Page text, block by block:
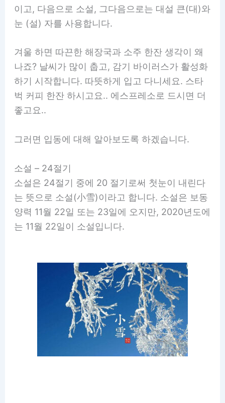
이고, 다음으로 소설, 그다음으로는 대설 큰(대)와
눈 (설) 자를 사용합니다.
겨울 하면 따끈한 해장국과 소주 한잔 생각이 왜
나죠? 날씨가 많이 춥고, 감기 바이러스가 활성화
하기 시작합니다. 따뜻하게 입고 다니세요. 스타
벅 커피 한잔 하시고요.. 에스프레소로 드시면 더
좋고요..
그러면 입동에 대해 알아보도록 하겠습니다.
소설 – 24절기
소설은 24절기 중에 20 절기로써 첫눈이 내린다
는 뜻으로 소설(小雪)이라고 합니다. 소설은 보동
양력 11월 22일 또는 23일에 오지만, 2020년도에
는 11월 22일이 소설입니다.